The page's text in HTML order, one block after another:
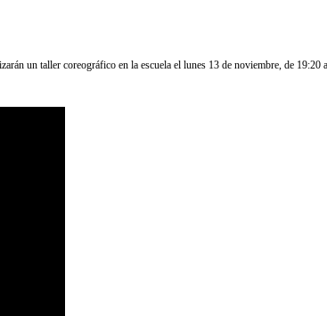
un taller coreográfico en la escuela el lunes 13 de noviembre, de